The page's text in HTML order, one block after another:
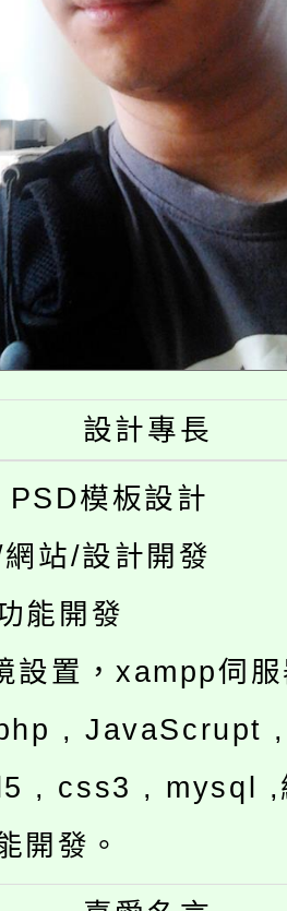
設計專長
模板設計
站/設計開發
能開發
設置，xampp伺
, JavaScrupt
, css3 , mysql ,
開發。